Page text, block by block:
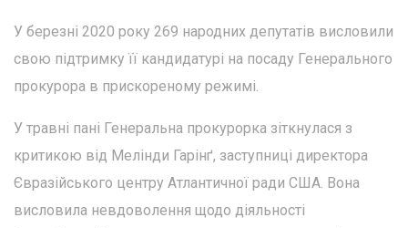
У березні 2020 року 269 народних депутатів висловили
свою підтримку її кандидатурі на посаду Генерального
прокурора в прискореному режимі.
У травні пані Генеральна прокурорка зіткнулася з
критикою від Мелінди Гарінґ, заступниці директора
Євразійського центру Атлантичної ради США. Вона
висловила невдоволення щодо діяльності